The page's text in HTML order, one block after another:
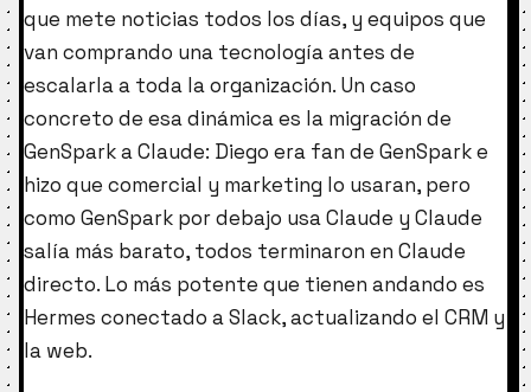
que mete noticias todos los días, y equipos que
van comprando una tecnología antes de
escalarla a toda la organización. Un caso
concreto de esa dinámica es la migración de
GenSpark a Claude: Diego era fan de GenSpark e
hizo que comercial y marketing lo usaran, pero
como GenSpark por debajo usa Claude y Claude
salía más barato, todos terminaron en Claude
directo. Lo más potente que tienen andando es
Hermes conectado a Slack, actualizando el CRM y
la web.